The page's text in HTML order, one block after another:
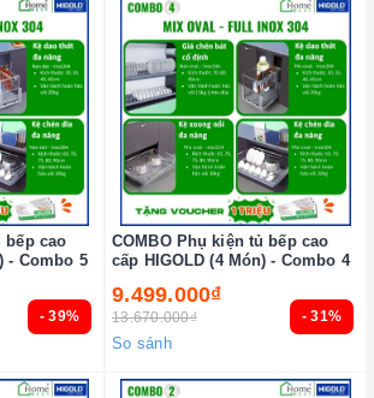
- 39%
bếp cao
- Combo 5
- 31%
COMBO Phụ kiện tủ bếp cao
cấp HIGOLD (4 Món) - Combo 4
9.499.000₫
13.670.000₫
So sánh